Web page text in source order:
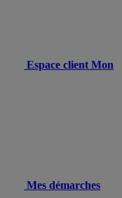
Espace client Mon
Mes démarches